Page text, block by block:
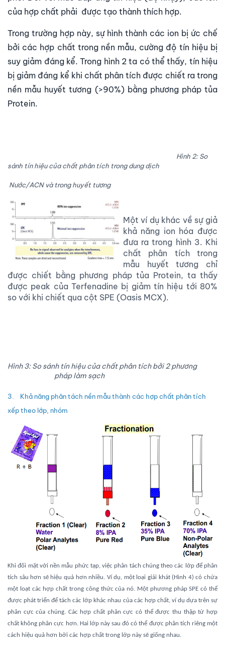
của hợp chất phải được tạo thành thích hợp.
Trong trường hợp này, sự hình thành các ion bị ức chế
bởi các hợp chất trong nền mẫu, cường độ tín hiệu bị
suy giảm đáng kể. Trong hình 2 ta có thể thấy, tín hiệu
bị giảm đáng kể khi chất phân tích được chiết ra trong
nền mẫu huyết tương (>90%) bằng phương pháp tủa
Protein.
Hình 2: So
sánh tín hiệu của chất phân tích trong dung dịch
Nước/ACN và trong huyết tương
Một ví dụ khác về sự giả
khả năng ion hóa được
đưa ra trong hình 3. Khi
chất phân tích trong
mẫu huyết tương chỉ
được chiết bằng phương pháp tủa Protein, ta thấy
được peak của Terfenadine bị giảm tín hiệu tới 80%
so với khi chiết qua cột SPE (Oasis MCX).
Hình 3: So sánh tín hiệu của chất phân tích bởi 2 phương
pháp làm sạch
3. Khả năng phân tách nền mẫu thành các hợp chất phân tích
xếp theo lớp, nhóm
Khi đối mặt với nền mẫu phức tạp, việc phân tách chúng theo các lớp để phân
tích sâu hơn sẽ hiệu quả hơn nhiều. Ví dụ, một loại giải khát (Hình 4) có chứa
một loạt các hợp chất trong công thức của nó. Một phương pháp SPE có thể
được phát triển để tách các lớp khác nhau của các hợp chất, ví dụ dựa trên sự
phân cực của chúng. Các hợp chất phân cực có thể được thu thập từ hợp
chất không phân cực hơn. Hai lớp này sau đó có thể được phân tích riêng một
cách hiệu quả hơn bởi các hợp chất trong lớp này sẽ giống nhau.